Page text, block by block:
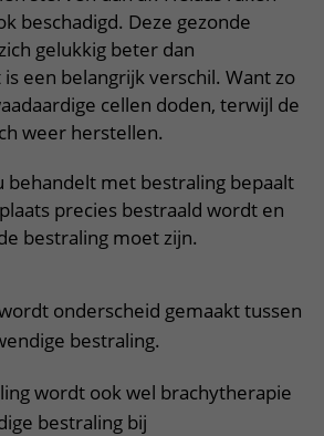
beschadigd. Deze gezonde
gelukkig beter dan
een belangrijk verschil. Want zo
cellen doden, terwijl de
weer herstellen.
behandelt met bestraling bepaalt
precies bestraald wordt en
bestraling moet zijn.
onderscheid gemaakt tussen
bestraling.
wordt ook wel brachytherapie
bestraling bij